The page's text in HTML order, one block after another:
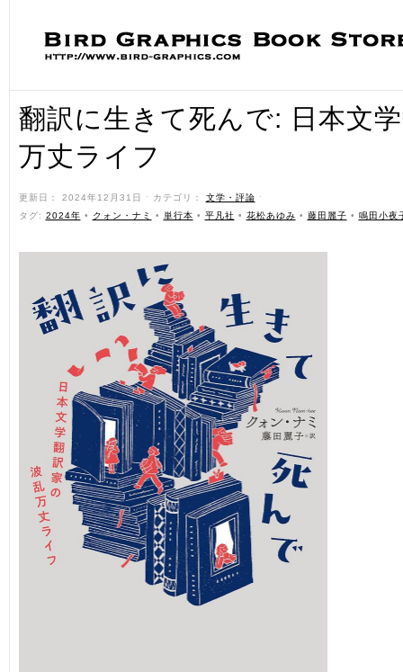
翻訳に生きて死んで: 日本文
万丈ライフ
更新日： 2024年12月31日 ˑ カテゴリ： 文学・評論 ˑ
タグ: 2024年 • クォン・ナミ • 単行本 • 平凡社 • 花松あゆみ • 藤田麗子 • 鳴田小夜